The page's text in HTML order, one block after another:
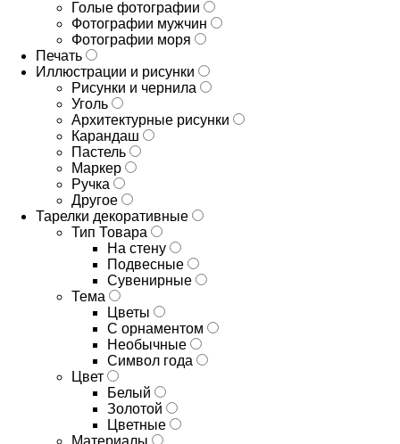
Голые фотографии
Фотографии мужчин
Фотографии моря
Печать
Иллюстрации и рисунки
Рисунки и чернила
Уголь
Архитектурные рисунки
Карандаш
Пастель
Маркер
Ручка
Другое
Тарелки декоративные
Тип Товара
На стену
Подвесные
Сувенирные
Тема
Цветы
С орнаментом
Необычные
Символ года
Цвет
Белый
Золотой
Цветные
Материалы